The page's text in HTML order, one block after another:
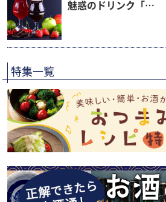
魅惑のドリンク「…
特集一覧